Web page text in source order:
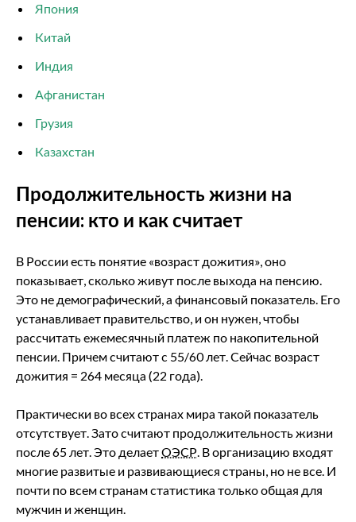
Япония
Китай
Индия
Афганистан
Грузия
Казахстан
Продолжительность жизни на
пенсии: кто и как считает
В России есть понятие «возраст дожития», оно
показывает, сколько живут после выхода на пенсию.
Это не демографический, а финансовый показатель. Его
устанавливает правительство, и он нужен, чтобы
рассчитать ежемесячный платеж по накопительной
пенсии. Причем считают с 55/60 лет. Сейчас возраст
дожития = 264 месяца (22 года).
Практически во всех странах мира такой показатель
отсутствует. Зато считают продолжительность жизни
после 65 лет. Это делаетОЭСР. В организацию входят
многие развитые и развивающиеся страны, но не все. И
почти по всем странам статистика только общая для
мужчин и женщин.